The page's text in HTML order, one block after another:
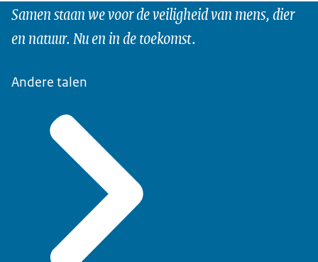
Samen staan we voor de veiligheid van mens, dier
en natuur. Nu en in de toekomst.
Andere talen